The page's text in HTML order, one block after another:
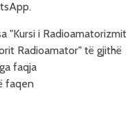
"Kursi i Radioamatorizmit
Radioamator" të gjithë
faqja
faqen